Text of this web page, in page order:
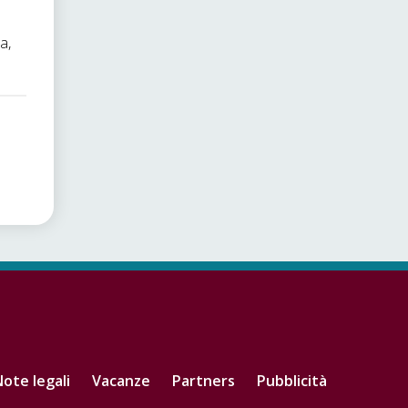
legali Vacanze Partners
Pubblicità